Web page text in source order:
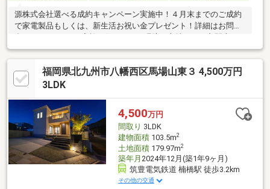
源株式会社選べる成約キャンペーン実施中！４月末までのご成約
で家電製品もしくは、新生活お祝い金プレゼント！詳細はお問い
合わせください♪ご家族が住みやすい環境・立地です。玄関扉スマ
ートキー対応！オール電化でランニングコストが抑えられます。
駐車スペース３台確保できるため来客時も安心！ＬＤＫの天井高
２．７ｍで広々とした空間に感じれます♪２階の洋室各部屋にウォ
ークインクローゼットがあります！８帖洋室には４畳分の収納ス
す！他にも...住宅ローンのご案内、火災保険など全てサポートさ
せていただきます♪
福岡県北九州市八幡西区馬場山東３ 4,500万円
3LDK
4,500万円
間取り 3LDK
建物面積103.5m2
土地面積179.97m2
築年月 2024年12月(築1年9ヶ月)
筑豊電気鉄道 楠橋駅 徒歩3.2km
その他の交通